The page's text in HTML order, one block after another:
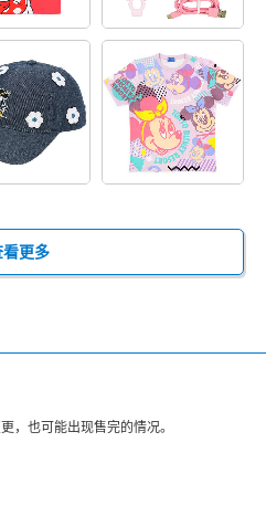
看更多
，也可能出现售完的情况。